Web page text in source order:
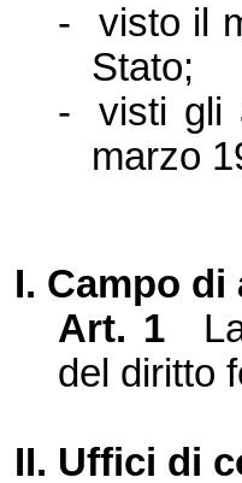
- visto il
Stato;
-
visti gli
marzo
I. Campo
Art. 1
del diritto
II. Uffici di